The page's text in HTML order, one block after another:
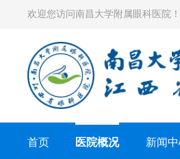
欢迎您访问南昌大学附属眼科医院
首页 医院概况 新闻